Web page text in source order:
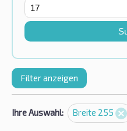
Filter anzeigen
Ihre Auswahl: Breite 255